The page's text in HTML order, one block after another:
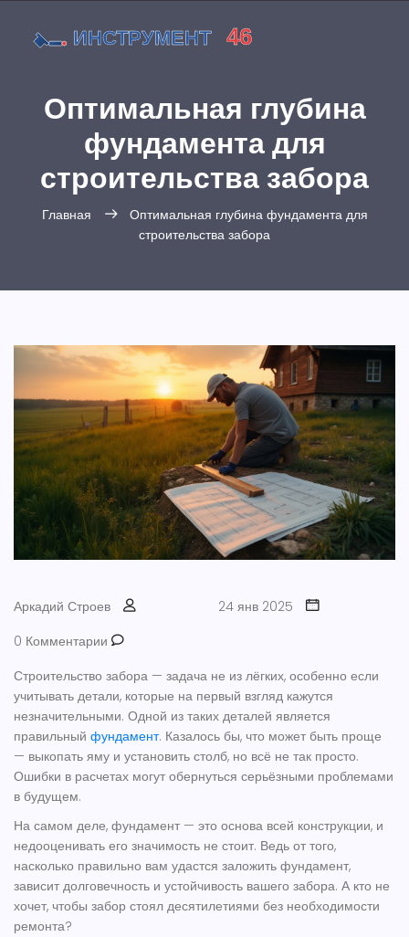
Оптимальная глубина
фундамента для
строительства забора
Главная
Оптимальная глубина фундамента для
строительства забора
Аркадий Строев
24 янв 2025
0 Комментарии
Строительство забора — задача не из лёгких, особенно если
учитывать детали, которые на первый взгляд кажутся
незначительными. Одной из таких деталей является
правильный фундамент. Казалось бы, что может быть проще
— выкопать яму и установить столб, но всё не так просто.
Ошибки в расчетах могут обернуться серьёзными проблемами
в будущем.
На самом деле, фундамент — это основа всей конструкции, и
недооценивать его значимость не стоит. Ведь от того,
насколько правильно вам удастся заложить фундамент,
зависит долговечность и устойчивость вашего забора. А кто не
хочет, чтобы забор стоял десятилетиями без необходимости
ремонта?